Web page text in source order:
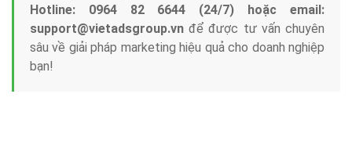
Hotline: 0964 82 6644 (24/7) hoặc email:
support@vietadsgroup.vn để được tư vấn chuyên
sâu về giải pháp marketing hiệu quả cho doanh nghiệp
bạn!